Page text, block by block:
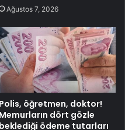
Ağustos 7, 2026
Polis, öğretmen, doktor!
Memurların dört gözle
beklediği ödeme tutarları